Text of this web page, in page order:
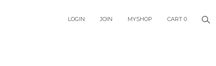
LOGIN JOIN MYSHOP CART 0